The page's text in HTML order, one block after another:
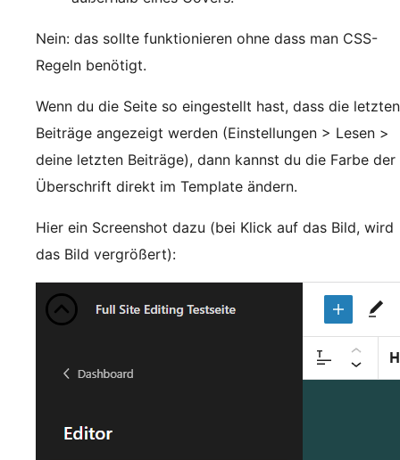
Nein: das sollte funktionieren ohne dass man CSS-
Regeln benötigt.
Wenn du die Seite so eingestellt hast, dass die letzten
Beiträge angezeigt werden (Einstellungen > Lesen >
deine letzten Beiträge), dann kannst du die Farbe der
Überschrift direkt im Template ändern.
Hier ein Screenshot dazu (bei Klick auf das Bild, wird
das Bild vergrößert):